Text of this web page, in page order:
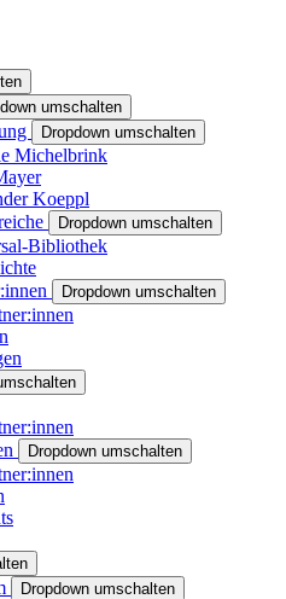
umschalten
Dropdown umschalten
Michelbrink
Koeppl
Dropdown umschalten
Bibliothek
Dropdown umschalten
Dropdown umschalten
Dropdown umschalten